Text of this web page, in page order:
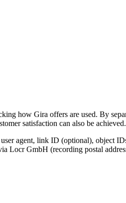
how Gira offers are used. By
satisfaction can also be achieved.
agent, link ID (optional), object
Locr GmbH (recording postal